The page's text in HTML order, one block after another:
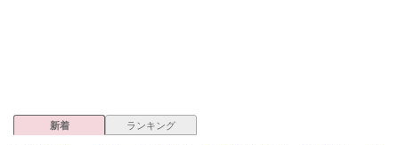
新着 ランキング